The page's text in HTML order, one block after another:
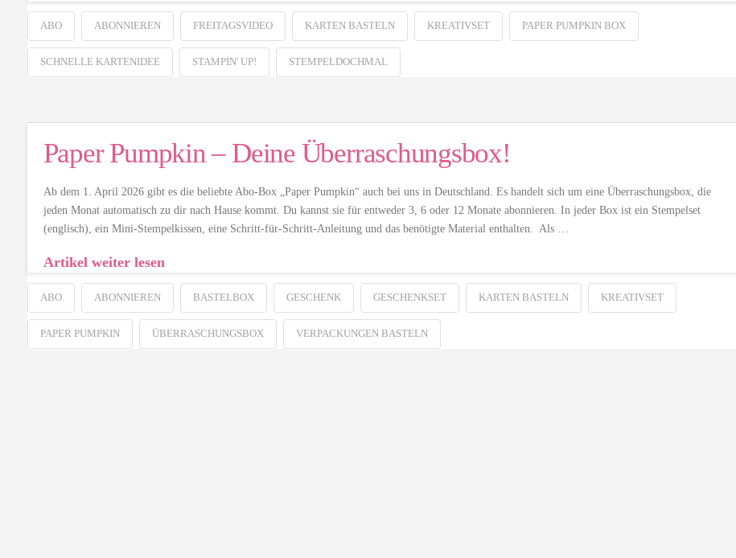
ABO ABONNIEREN FREITAGSVIDEO KARTEN BASTELN KREATIVSET PAPER PUMPKIN BOX
SCHNELLE KARTENIDEE STAMPIN' UP! STEMPELDOCHMAL
Paper Pumpkin – Deine Überraschungsbox!
Ab dem 1. April 2026 gibt es die beliebte Abo-Box „Paper Pumpkin“ auch bei uns in Deutschland. Es handelt sich um eine Überraschungsbox, die
jeden Monat automatisch zu dir nach Hause kommt. Du kannst sie für entweder 3, 6 oder 12 Monate abonnieren. In jeder Box ist ein Stempelset
(englisch), ein Mini-Stempelkissen, eine Schritt-für-Schritt-Anleitung und das benötigte Material enthalten. Als …
Artikel weiter lesen
ABO ABONNIEREN BASTELBOX GESCHENK GESCHENKSET KARTEN BASTELN KREATIVSET
PAPER PUMPKIN ÜBERRASCHUNGSBOX VERPACKUNGEN BASTELN